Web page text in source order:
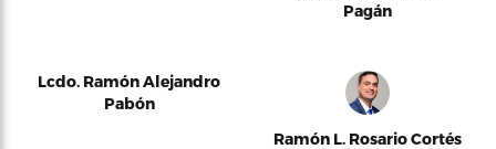
Pagán
Lcdo. Ramón Alejandro
Pabón
Ramón L. Rosario Cortés